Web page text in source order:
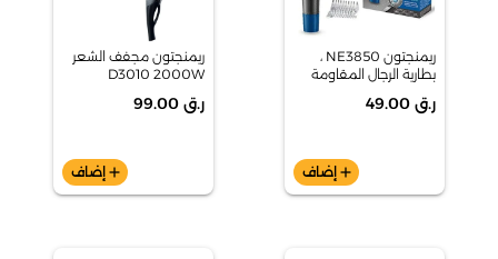
ريمنجتون NE3850 ،
بطارية الرجال المقاومة
بالأنف والأذن والشعير
ر.ق 49.00
add إضاف
ريمنجتون مجفف الشعر
D3010 2000W
ر.ق 99.00
add إضاف